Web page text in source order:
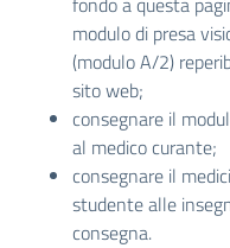
modulo di presa
(modulo A/2)
sito web;
consegnare il
al medico curante;
consegnare il
studente alle
consegna.